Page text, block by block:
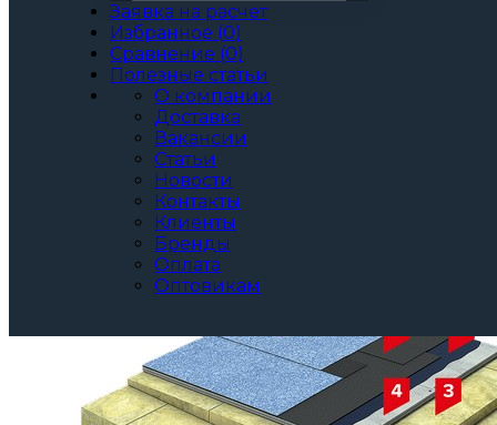
Заявка на расчет
Избранное (0)
Сравнение (0)
Полезные статьи
О компании
Доставка
Вакансии
Статьи
Новости
Контакты
Клиенты
Бренды
Оплата
Оптовикам